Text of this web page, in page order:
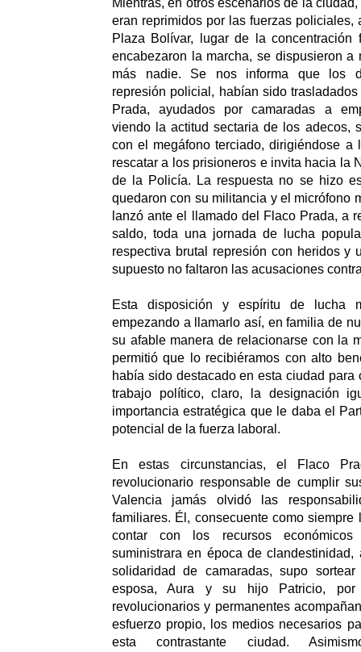
Mientras, en otros escenarios de la
eran reprimidos por las fuerzas policiales,
Plaza Bolívar, lugar de la concentración
encabezaron la marcha, se dispusieron a
más nadie. Se nos informa que los
represión policial, habían sido
Prada, ayudados por camaradas a
viendo la actitud sectaria de los adecos,
con el megáfono terciado, dirigiéndose a
rescatar a los prisioneros e invita hacia la
de la Policía. La respuesta no se hizo
quedaron con su militancia y el micrófono
lanzó ante el llamado del Flaco Prada, a
saldo, toda una jornada de lucha
respectiva brutal represión con heridos y
supuesto no faltaron las acusaciones
Esta disposición y espíritu de lucha
empezando a llamarlo así, en familia de
su afable manera de relacionarse con la
permitió que lo recibiéramos con alto
había sido destacado en esta ciudad para
trabajo político, claro, la designación
importancia estratégica que le daba el
potencial de la fuerza laboral.
En estas circunstancias, el Flaco
revolucionario responsable de cumplir
Valencia jamás olvidó las
familiares. Él, consecuente como siempre
contar con los recursos
suministrara en época de
solidaridad de camaradas, supo
esposa, Aura y su hijo Patricio, por
revolucionarios y permanentes
esfuerzo propio, los medios necesarios
esta contrastante ciudad.